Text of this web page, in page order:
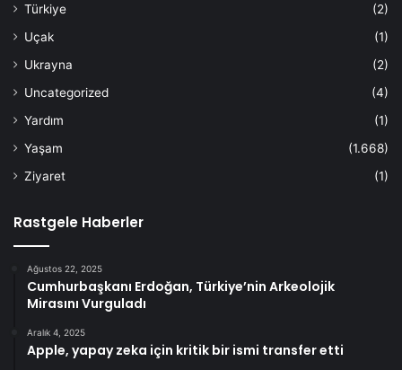
Türkiye
(2)
Uçak
(1)
Ukrayna
(2)
Uncategorized
(4)
Yardım
(1)
Yaşam
(1.668)
Ziyaret
(1)
Rastgele Haberler
Ağustos 22, 2025
Cumhurbaşkanı Erdoğan, Türkiye’nin Arkeolojik
Mirasını Vurguladı
Aralık 4, 2025
Apple, yapay zeka için kritik bir ismi transfer etti